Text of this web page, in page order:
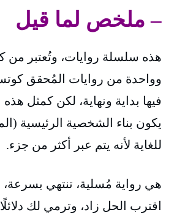
– ملخص لما قيل
هذه سلسلة روايات، وتُعتبر من
وواحدة من روايات المُحقق
فيها بداية ونهاية، لكن كمثل هذه
يكون بناء الشخصية الرئيسية
للغاية لأنه يتم عبر أكثر من جزء.
هي رواية مُسلية، تنتهي بسرعة،
اقترب الحل زاد، وترمي لك